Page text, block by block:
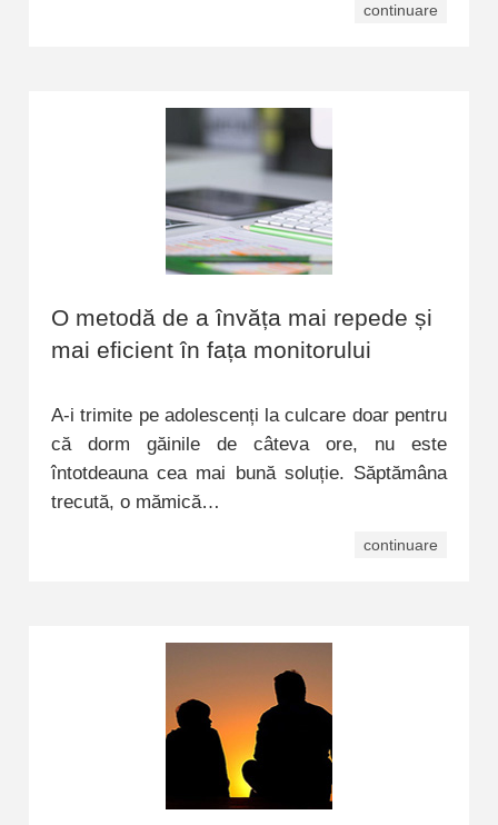
continuare
O metodă de a învăța mai repede și
mai eficient în fața monitorului
A-i trimite pe adolescenți la culcare doar pentru
că dorm găinile de câteva ore, nu este
întotdeauna cea mai bună soluție. Săptămâna
trecută, o mămică…
continuare